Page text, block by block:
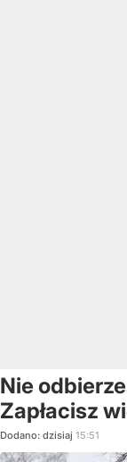
Nie
Zapłacisz
Dodano: dzisiaj 15:51